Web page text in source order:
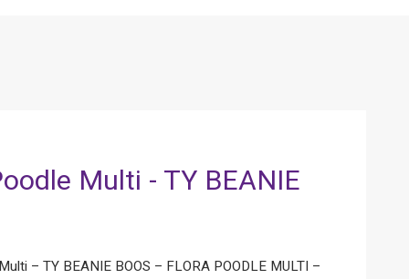
Multi - TY BEANIE
– TY BEANIE BOOS – FLORA POODLE MULTI –